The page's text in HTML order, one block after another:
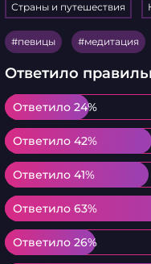
Страны и путешествия
певицы медитация
Ответило
Ответило 24%
Ответило 24%
Ответило 42%
Ответило 42%
Ответило 41%
Ответило 41%
Ответило 63%
Ответило 63%
Ответило 26%
Ответило 26%